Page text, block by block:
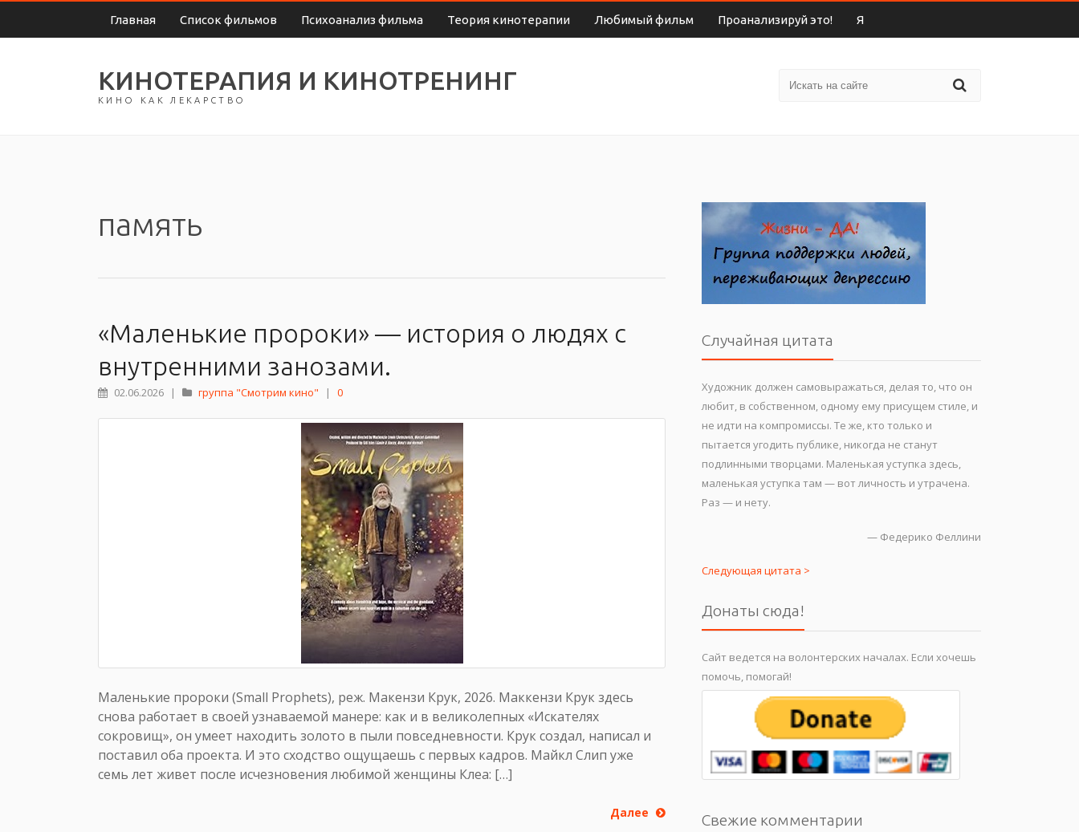
Главная Список фильмов Психоанализ фильма Теория кинотерапии Любимый фильм Проанализируй это! Я
КИНОТЕРАПИЯ И КИНОТРЕНИНГ
КИНО КАК ЛЕКАРСТВО
память
«Маленькие пророки» — история о людях с
внутренними занозами.
02.06.2026 | группа "Смотрим кино" | 0
Маленькие пророки (Small Prophets), реж. Макензи Крук, 2026. Маккензи Крук здесь
снова работает в своей узнаваемой манере: как и в великолепных «Искателях
сокровищ», он умеет находить золото в пыли повседневности. Крук создал, написал и
поставил оба проекта. И это сходство ощущаешь с первых кадров. Майкл Слип уже
семь лет живет после исчезновения любимой женщины Клеа: […]
Далее
Случайная цитата
Художник должен самовыражаться, делая то, что он
любит, в собственном, одному ему присущем стиле, и
не идти на компромиссы. Те же, кто только и
пытается угодить публике, никогда не станут
подлинными творцами. Маленькая уступка здесь,
маленькая уступка там — вот личность и утрачена.
Раз — и нету.
— Федерико Феллини
Следующая цитата >
Донаты сюда!
Сайт ведется на волонтерских началах. Если хочешь
помочь, помогай!
Свежие комментарии